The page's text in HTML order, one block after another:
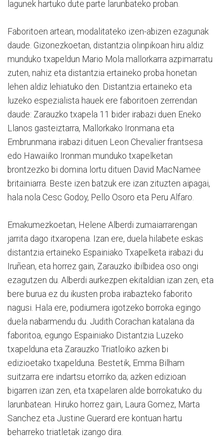
lagunek hartuko dute parte larunbateko proban.
Faboritoen artean, modalitateko izen-abizen ezagunak
daude. Gizonezkoetan, distantzia olinpikoan hiru aldiz
munduko txapeldun Mario Mola mallorkarra azpimarratu
zuten, nahiz eta distantzia ertaineko proba honetan
lehen aldiz lehiatuko den. Distantzia ertaineko eta
luzeko espezialista hauek ere faboritoen zerrendan
daude: Zarauzko txapela 11 bider irabazi duen Eneko
Llanos gasteiztarra, Mallorkako Ironmana eta
Embrunmana irabazi dituen Leon Chevalier frantsesa
edo Hawaiiko Ironman munduko txapelketan
brontzezko bi domina lortu dituen David MacNamee
britainiarra. Beste izen batzuk ere izan zituzten aipagai,
hala nola Cesc Godoy, Pello Osoro eta Peru Alfaro.
Emakumezkoetan, Helene Alberdi zumaiarrarengan
jarrita dago itxaropena. Izan ere, duela hilabete eskas
distantzia ertaineko Espainiako Txapelketa irabazi du
Iruñean, eta horrez gain, Zarauzko ibilbidea oso ongi
ezagutzen du. Alberdi aurkezpen ekitaldian izan zen, eta
bere burua ez du ikusten proba irabazteko faborito
nagusi. Hala ere, podiumera igotzeko borroka egingo
duela nabarmendu du. Judith Corachan katalana da
faboritoa, egungo Espainiako Distantzia Luzeko
txapelduna eta Zarauzko Triatloiko azken bi
edizioetako txapelduna. Bestetik, Emma Bilham
suitzarra ere indartsu etorriko da; azken edizioan
bigarren izan zen, eta txapelaren alde borrokatuko du
larunbatean. Hiruko horrez gain, Laura Gomez, Marta
Sanchez eta Justine Guerard ere kontuan hartu
beharreko triatletak izango dira.